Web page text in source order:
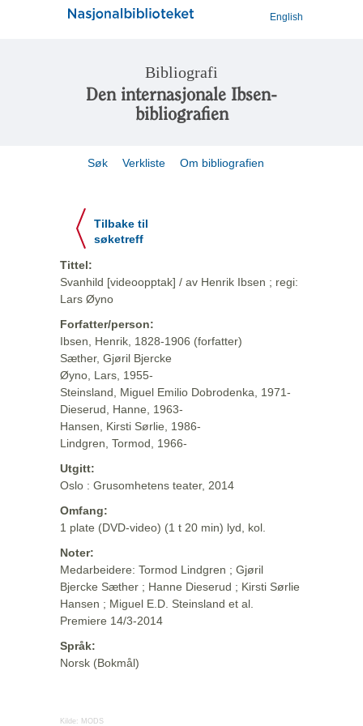
English
Bibliografi
Den internasjonale Ibsen-
bibliografien
Søk Verkliste Om bibliografien
Tilbake til
søketreff
Tittel:
Svanhild [videoopptak] / av Henrik Ibsen ; regi:
Lars Øyno
Forfatter/person:
Ibsen, Henrik, 1828-1906 (forfatter)
Sæther, Gjøril Bjercke
Øyno, Lars, 1955-
Steinsland, Miguel Emilio Dobrodenka, 1971-
Dieserud, Hanne, 1963-
Hansen, Kirsti Sørlie, 1986-
Lindgren, Tormod, 1966-
Utgitt:
Oslo : Grusomhetens teater, 2014
Omfang:
1 plate (DVD-video) (1 t 20 min) lyd, kol.
Noter:
Medarbeidere: Tormod Lindgren ; Gjøril
Bjercke Sæther ; Hanne Dieserud ; Kirsti Sørlie
Hansen ; Miguel E.D. Steinsland et al.
Premiere 14/3-2014
Språk:
Norsk (Bokmål)
Kilde: MODS